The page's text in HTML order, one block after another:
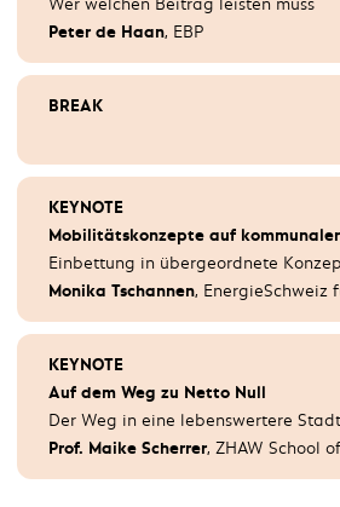
Jules Pikali, Arbeitsgruppe SIA 2060
gemieteten) Zuhause
Reiner Hoffmann, Schneider Electric
PLUG’N ROLL by
Luc Tschumper
TCS)
(Fortführung)
Peter de Haan, EBP
BREAK
KEYNOTE
Mobilitätskonzepte auf
Einbettung in übergeordnete
Monika Tschannen, EnergieSchweiz
KEYNOTE
Auf dem Weg zu Netto Null
Der Weg in eine lebenswertere Stadt
Prof. Maike Scherrer, ZHAW School